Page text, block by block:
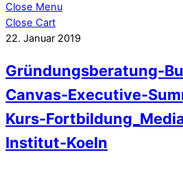
Close Menu
Close Cart
22. Januar 2019
Gründungsberatung-
Canvas-Executive-
Kurs-
Institut-Koeln